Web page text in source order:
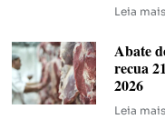
Leia mais
Abate
recua
2026
Leia mais